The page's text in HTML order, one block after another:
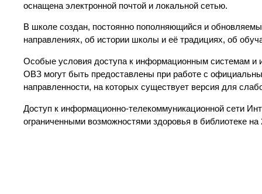
оснащена электронной почтой и локальной сетью.
В школе создан, постоянно пополняющийся и
направлениях, об истории школы и её традициях, об
Особые условия доступа к информационным системам
ОВЗ могут быть предоставлены при работе с
направленности, на которых существует версия для
Доступ к информационно-телекоммуникационной сети
ограниченными возможностями здоровья в библиотеке